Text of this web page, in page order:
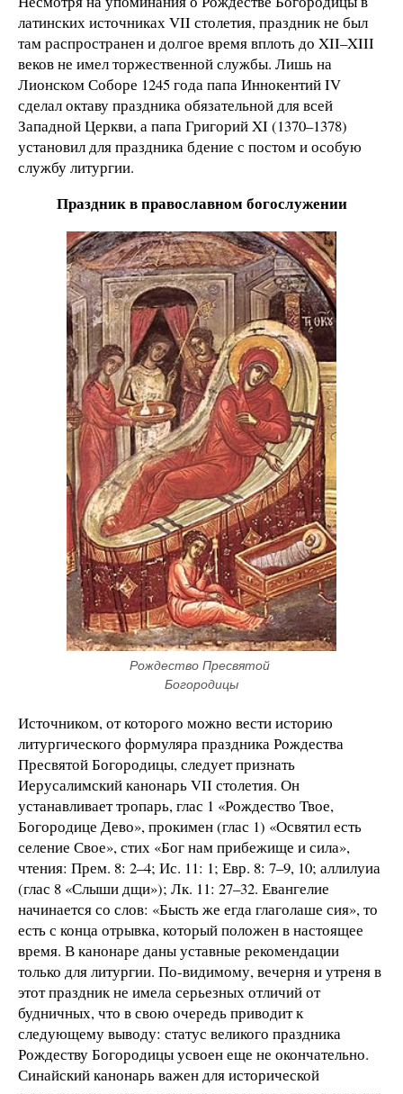
латинских источниках VII столетия, праздник не был
там распространен и долгое время вплоть до XII–XIII
веков не имел торжественной службы. Лишь на
Лионском Соборе 1245 года папа Иннокентий IV
сделал октаву праздника обязательной для всей
Западной Церкви, а папа Григорий XI (1370–1378)
установил для праздника бдение с постом и особую
службу литургии.
Праздник в православном богослужении
Рождество Пресвятой
Богородицы
Источником, от которого можно вести историю
литургического формуляра праздника Рождества
Пресвятой Богородицы, следует признать
Иерусалимский канонарь VII столетия. Он
устанавливает тропарь, глас 1 «Рождество Твое,
Богородице Дево», прокимен (глас 1) «Освятил есть
селение Свое», стих «Бог нам прибежище и сила»,
чтения: Прем. 8: 2–4; Ис. 11: 1; Евр. 8: 7–9, 10; аллилуиа
(глас 8 «Слыши дщи»); Лк. 11: 27–32. Евангелие
начинается со слов: «Бысть же егда глаголаше сия», то
есть с конца отрывка, который положен в настоящее
время. В канонаре даны уставные рекомендации
только для литургии. По-видимому, вечерня и утреня в
этот праздник не имела серьезных отличий от
будничных, что в свою очередь приводит к
следующему выводу: статус великого праздника
Рождеству Богородицы усвоен еще не окончательно.
Синайский канонарь важен для исторической